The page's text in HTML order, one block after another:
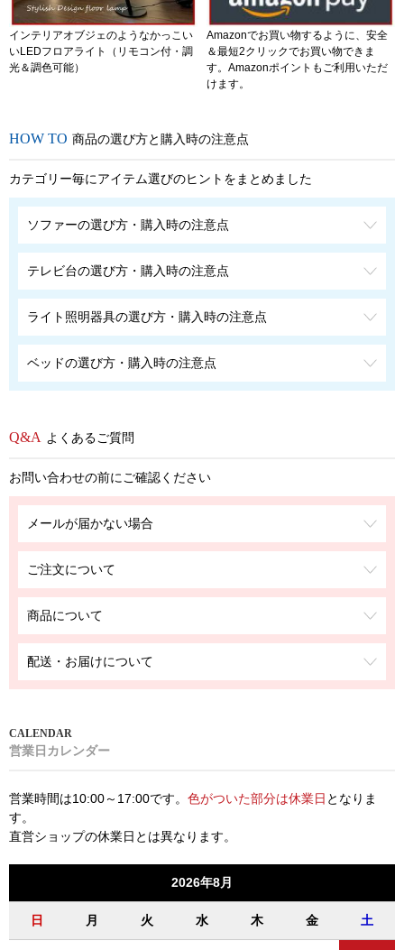
インテリアオブジェのようなかっこい
いLEDフロアライト（リモコン付・調
光＆調色可能）
Amazonでお買い物するように、安全
＆最短2クリックでお買い物できま
す。Amazonポイントもご利用いただ
けます。
商品の選び方と購入時の注意点
カテゴリー毎にアイテム選びのヒントをまとめました
ソファーの選び方・購入時の注意点
テレビ台の選び方・購入時の注意点
ライト照明器具の選び方・購入時の注意点
ベッドの選び方・購入時の注意点
よくあるご質問
お問い合わせの前にご確認ください
メールが届かない場合
ご注文について
商品について
配送・お届けについて
営業日カレンダー
営業時間は10:00～17:00です。 色がついた部分は休業日 となりま
す。
直営ショップの休業日とは異なります。
2026年8月
日 月 火 水 木 金 土